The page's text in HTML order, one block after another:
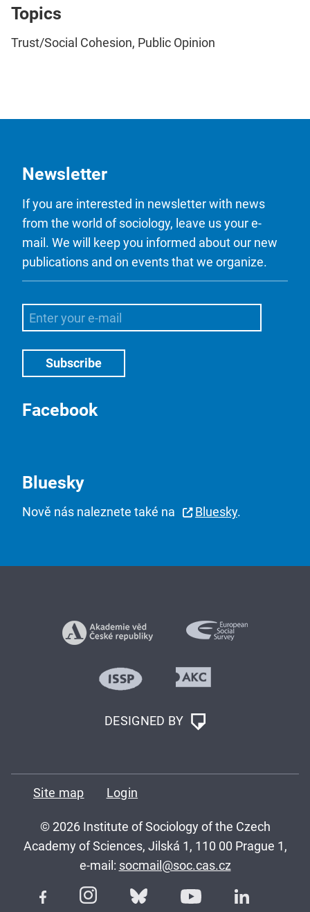
Topics
Trust/Social Cohesion, Public Opinion
Newsletter
If you are interested in newsletter with news
from the world of sociology, leave us your e-
mail. We will keep you informed about our new
publications and on events that we organize.
Facebook
Bluesky
Nově nás naleznete také na Bluesky.
DESIGNED BY
Site map Login
© 2026 Institute of Sociology of the Czech
Academy of Sciences, Jilská 1, 110 00 Prague 1,
e-mail: socmail@soc.cas.cz